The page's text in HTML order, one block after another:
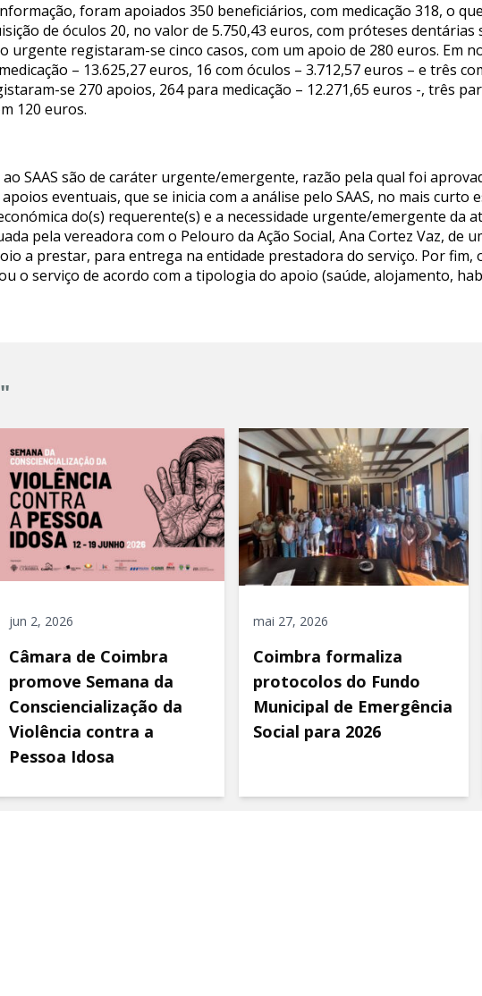
foram apoiados 350 beneficiários, com medicação 318, o
de óculos 20, no valor de 5.750,43 euros, com próteses dentárias
urgente registaram-se cinco casos, com um apoio de 280 euros. Em
– 13.625,27 euros, 16 com óculos – 3.712,57 euros – e três
se 270 apoios, 264 para medicação – 12.271,65 euros -, três
120 euros.
SAAS são de caráter urgente/emergente, razão pela qual foi
eventuais, que se inicia com a análise pelo SAAS, no mais curto
do(s) requerente(s) e a necessidade urgente/emergente da
pela vereadora com o Pelouro da Ação Social, Ana Cortez Vaz, de
a prestar, para entrega na entidade prestadora do serviço. Por fim,
o serviço de acordo com a tipologia do apoio (saúde, alojamento,
jun 2, 2026
Câmara de Coimbra
promove Semana da
Consciencialização da
Violência contra a
Pessoa Idosa
mai 27, 2026
Coimbra formaliza
protocolos do Fundo
Municipal de Emergência
Social para 2026